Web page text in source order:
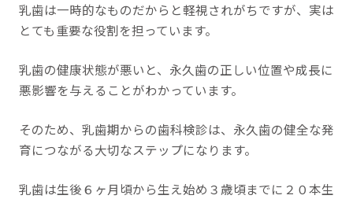
乳歯は一時的なものだからと軽視されがちですが、実は
とても重要な役割を担っています。
乳歯の健康状態が悪いと、永久歯の正しい位置や成長に
悪影響を与えることがわかっています。
そのため、乳歯期からの歯科検診は、永久歯の健全な発
育につながる大切なステップになります。
乳歯は生後６ヶ月頃から生え始め３歳頃までに２０本生